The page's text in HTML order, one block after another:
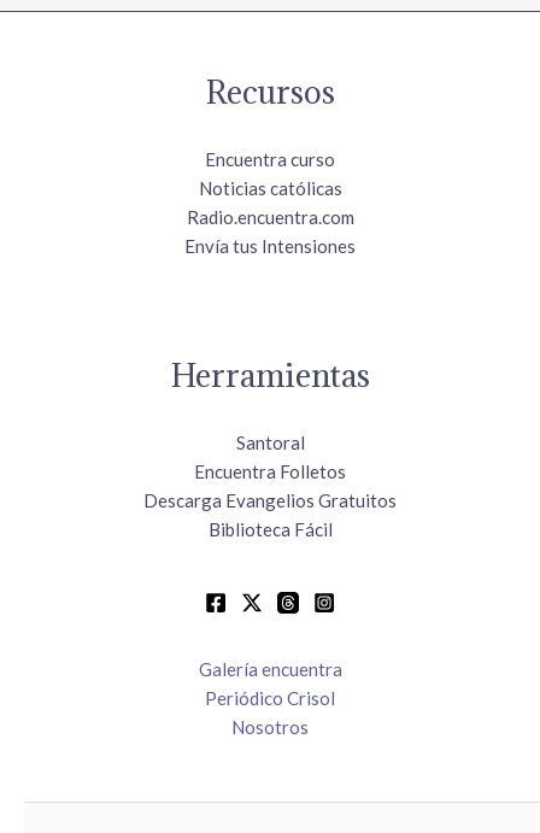
Recursos
Encuentra curso
Noticias católicas
Radio.encuentra.com
Envía tus Intensiones
Herramientas
Santoral
Encuentra Folletos
Descarga Evangelios Gratuitos
Biblioteca Fácil
Galería encuentra
Periódico Crisol
Nosotros